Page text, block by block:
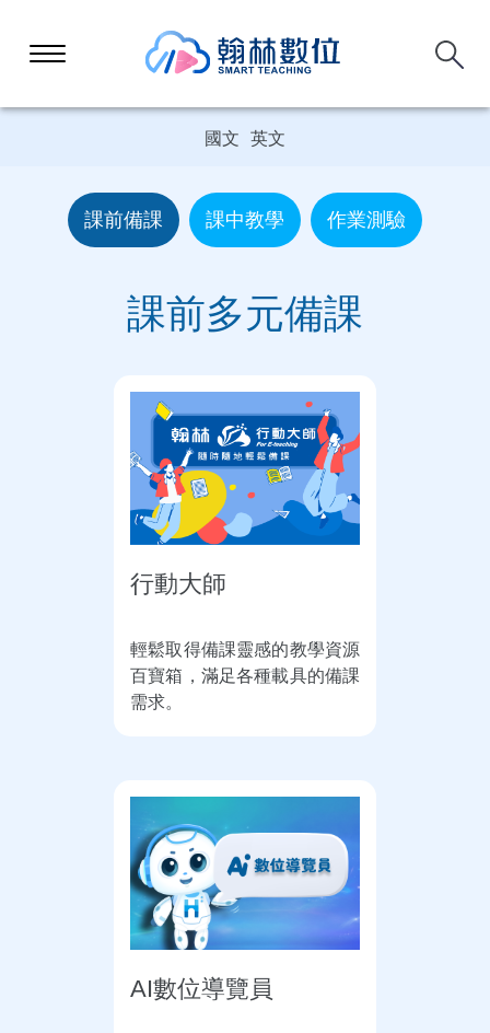
國文 英文
課前備課 課中教學 作業測驗
課前多元備課
行動大師
輕鬆取得備課靈感的教學資源
百寶箱，滿足各種載具的備課
需求。
AI數位導覽員